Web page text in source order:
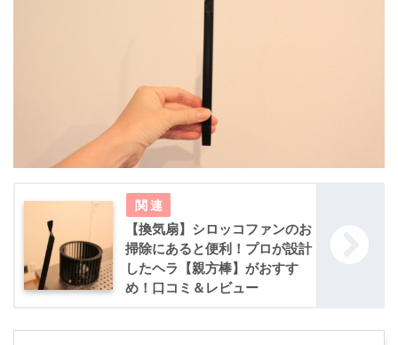
【換気扇】シロッコファンのお
掃除にあると便利！プロが設計
したヘラ【親方棒】がおすす
め！口コミ＆レビュー